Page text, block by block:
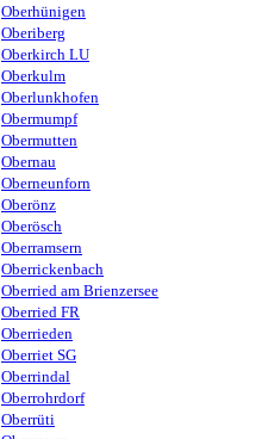
Oberhünigen
Oberiberg
Oberkirch LU
Oberkulm
Oberlunkhofen
Obermumpf
Obermutten
Obernau
Oberneunforn
Oberönz
Oberösch
Oberramsern
Oberrickenbach
Oberried am Brienzersee
Oberried FR
Oberrieden
Oberriet SG
Oberrindal
Oberrohrdorf
Oberrüti